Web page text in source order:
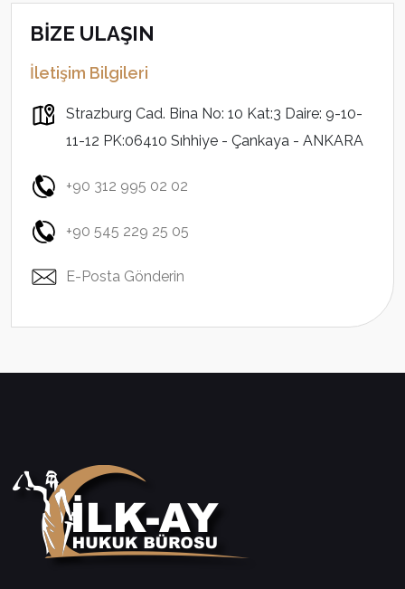
BİZE ULAŞIN
İletişim Bilgileri
Strazburg Cad. Bina No: 10 Kat:3 Daire: 9-10-
11-12 PK:06410 Sıhhiye - Çankaya - ANKARA
+90 312 995 02 02
+90 545 229 25 05
E-Posta Gönderin